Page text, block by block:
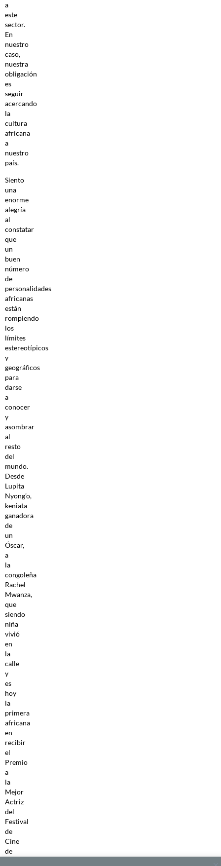
a
este
sector.
En
nuestro
caso,
nuestra
obligación
es
seguir
acercando
la
cultura
africana
a
nuestro
país.
Siento
una
enorme
alegría
al
constatar
que
un
buen
número
de
personalidades
africanas
están
rompiendo
los
límites
estereotípicos
y
geográficos
para
darse
a
conocer
y
asombrar
al
resto
del
mundo.
Desde
Lupita
Nyong’o,
keniata
ganadora
de
un
Óscar,
a
la
congoleña
Rachel
Mwanza,
que
siendo
niña
vivió
en
la
calle
y
es
hoy
la
primera
africana
en
recibir
el
Premio
a
la
Mejor
Actriz
del
Festival
de
Cine
de